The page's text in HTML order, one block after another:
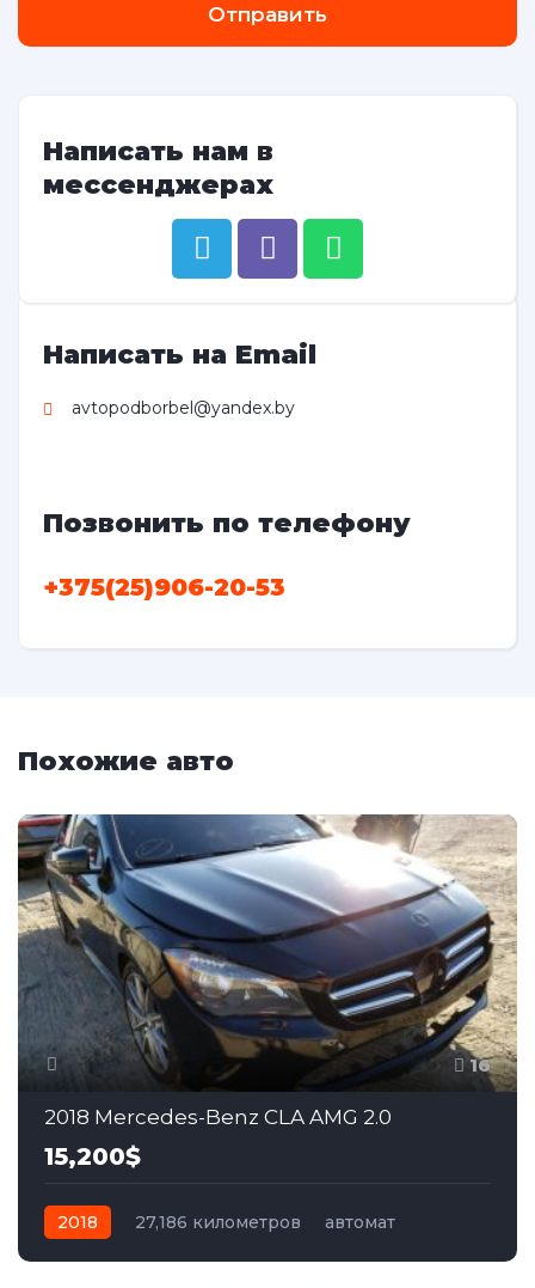
Отправить
Написать нам в
мессенджерах
Написать на Email
avtopodborbel@yandex.by
Позвонить по телефону
+375(25)906-20-53
Похожие авто
16
2018 Mercedes-Benz CLA AMG 2.0
15,200$
2018 27,186 километров
автомат